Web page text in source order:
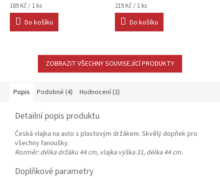
Měrná
cena:
189 Kč / 1 ks
Do košíku
Měrná
cena:
219 Kč / 1 ks
Do košíku
ZOBRAZIT VŠECHNY SOUVISEJÍCÍ PRODUKTY
Popis Podobné (4) Hodnocení (2)
Detailní popis produktu
Česká vlajka na auto s plastovým držákem. Skvělý dopňek pro
všechny fanoušky.
Rozměr: délka držáku 44 cm, vlajka výška 31, délka 44 cm.
Doplňkové parametry